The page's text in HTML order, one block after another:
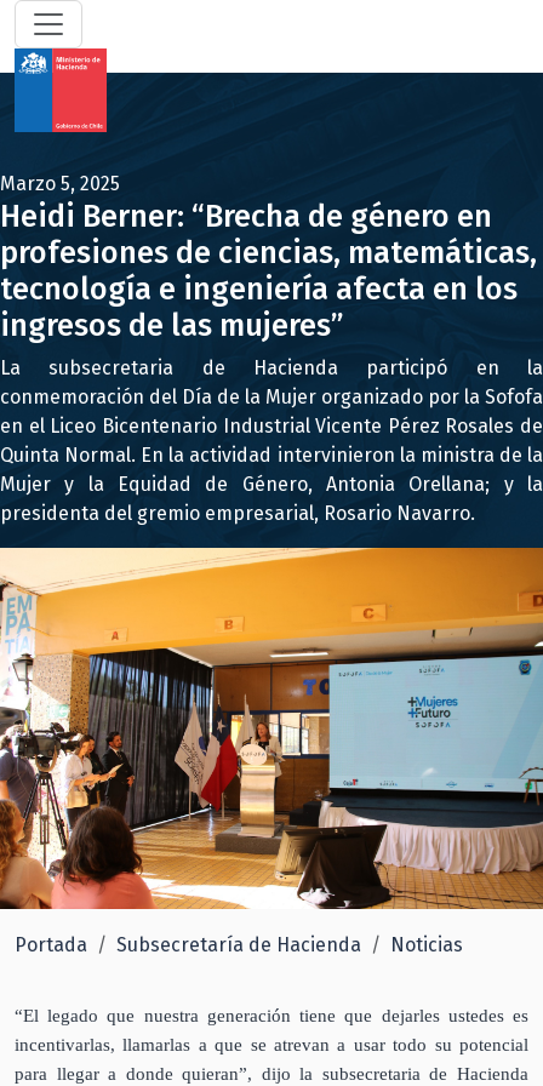
Marzo 5, 2025
Heidi Berner: “Brecha de género en
profesiones de ciencias, matemáticas,
tecnología e ingeniería afecta en los
ingresos de las mujeres”
La subsecretaria de Hacienda participó en la
conmemoración del Día de la Mujer organizado por la Sofofa
en el Liceo Bicentenario Industrial Vicente Pérez Rosales de
Quinta Normal. En la actividad intervinieron la ministra de la
Mujer y la Equidad de Género, Antonia Orellana; y la
presidenta del gremio empresarial, Rosario Navarro.
Portada Subsecretaría de Hacienda Noticias
“El legado que nuestra generación tiene que dejarles ustedes es
incentivarlas, llamarlas a que se atrevan a usar todo su potencial
para llegar a donde quieran”, dijo la subsecretaria de Hacienda